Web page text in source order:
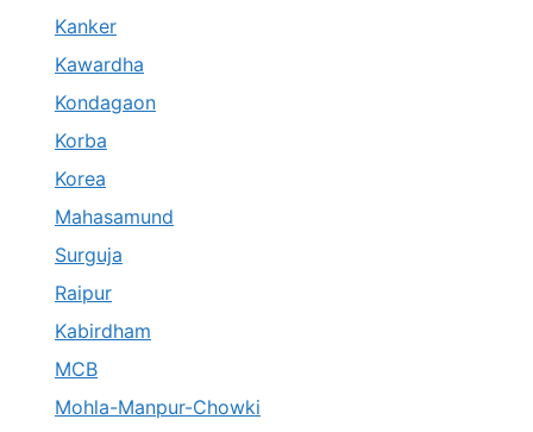
Kanker
Kawardha
Kondagaon
Korba
Korea
Mahasamund
Surguja
Raipur
Kabirdham
MCB
Mohla-Manpur-Chowki